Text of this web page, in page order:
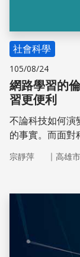
社會科學
105/08/24
網路學習的
習更便利
不論科技如何演
的事實。而面對
隨著網路科技的
或數個「關鍵字
路學習者只要
料後，即可輕
宗靜萍 ｜ 高雄